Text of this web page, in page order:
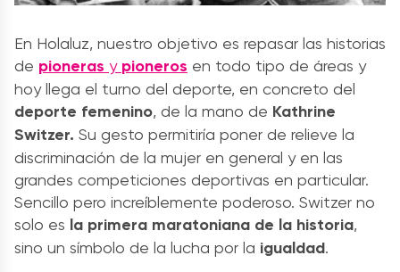
En Holaluz, nuestro objetivo es repasar las historias
de pioneras y pioneros en todo tipo de áreas y
hoy llega el turno del deporte, en concreto del
deporte femenino, de la mano de Kathrine
Switzer. Su gesto permitiría poner de relieve la
discriminación de la mujer en general y en las
grandes competiciones deportivas en particular.
Sencillo pero increíblemente poderoso. Switzer no
solo es la primera maratoniana de la historia,
sino un símbolo de la lucha por la igualdad.